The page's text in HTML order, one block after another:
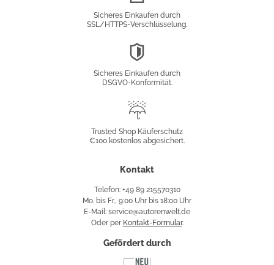
Sicheres Einkaufen durch
SSL/HTTPS-Verschlüsselung.
Sicheres Einkaufen durch
DSGVO-Konformität.
Käuferschutz
Trusted Shop Käuferschutz
€100 kostenlos abgesichert.
Kontakt
Telefon: +49 89 215570310
Mo. bis Fr., 9:00 Uhr bis 18:00 Uhr
E-Mail: service@autorenwelt.de
Oder per Kontakt-Formular.
Gefördert durch